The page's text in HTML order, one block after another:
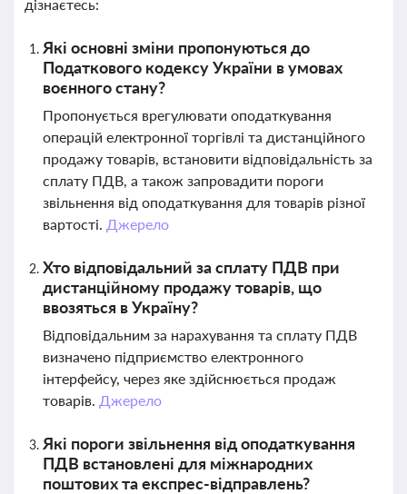
дізнаєтесь:
Які основні зміни пропонуються до
Податкового кодексу України в умовах
воєнного стану?
Пропонується врегулювати оподаткування
операцій електронної торгівлі та дистанційного
продажу товарів, встановити відповідальність за
сплату ПДВ, а також запровадити пороги
звільнення від оподаткування для товарів різної
вартості. Джерело
Хто відповідальний за сплату ПДВ при
дистанційному продажу товарів, що
ввозяться в Україну?
Відповідальним за нарахування та сплату ПДВ
визначено підприємство електронного
інтерфейсу, через яке здійснюється продаж
товарів. Джерело
Які пороги звільнення від оподаткування
ПДВ встановлені для міжнародних
поштових та експрес-відправлень?